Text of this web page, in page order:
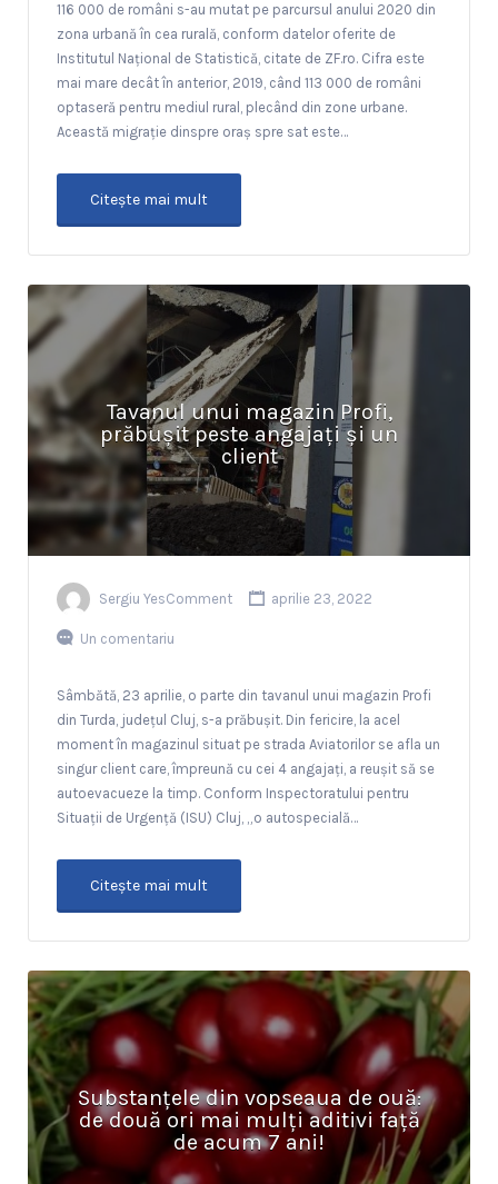
116 000 de români s-au mutat pe parcursul anului 2020 din
zona urbană în cea rurală, conform datelor oferite de
Institutul Național de Statistică, citate de ZF.ro. Cifra este
mai mare decât în anterior, 2019, când 113 000 de români
optaseră pentru mediul rural, plecând din zone urbane.
Această migrație dinspre oraș spre sat este…
Citeşte mai mult
Tavanul unui magazin Profi,
prăbușit peste angajați și un
client
Sergiu YesComment aprilie 23, 2022
Un comentariu
Sâmbătă, 23 aprilie, o parte din tavanul unui magazin Profi
din Turda, județul Cluj, s-a prăbușit. Din fericire, la acel
moment în magazinul situat pe strada Aviatorilor se afla un
singur client care, împreună cu cei 4 angajați, a reușit să se
autoevacueze la timp. Conform Inspectoratului pentru
Situații de Urgență (ISU) Cluj, „o autospecială…
Citeşte mai mult
Substanțele din vopseaua de ouă:
de două ori mai mulți aditivi față
de acum 7 ani!